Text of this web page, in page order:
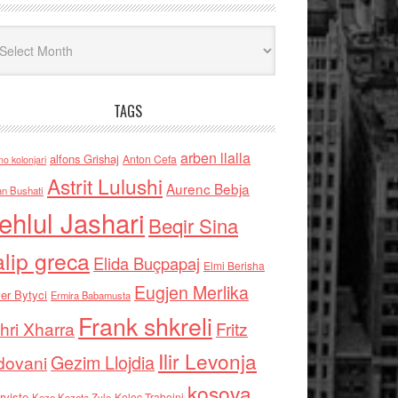
TAGS
kolonjari alfons Grishaj Anton Cefa arben llalla
Bushati Astrit Lulushi Aurenc Bebja
Jashari Beqir Sina
grecaElida Buçpapaj Elmi Berisha
Bytyci Ermira Babamusta Eugjen Merlika
Xharra Frank shkreli Fritz
Gezim Llojdia Ilir Levonja